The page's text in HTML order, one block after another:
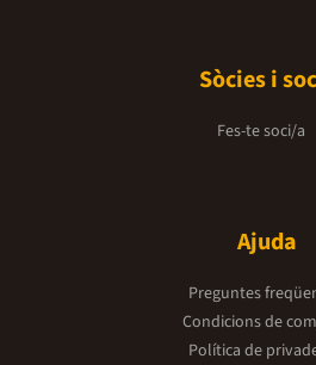
Sòcies i
Fes-te soci/a
Ajuda
Preguntes
Condicions de
Política de